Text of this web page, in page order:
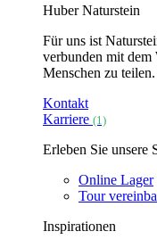
Huber Naturstein
Für uns ist
verbunden mit dem
Menschen zu teilen.
Kontakt
Karriere (1)
Erleben Sie unsere
Online Lager
Tour
Inspirationen